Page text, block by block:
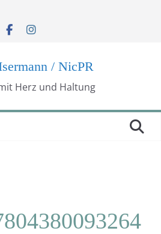
/ NicPR
Herz und Haltung